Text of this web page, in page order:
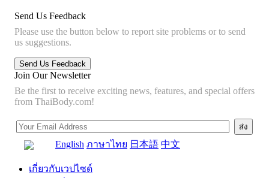
Send Us Feedback
Please use the button below to report site problems or to send
us suggestions.
Join Our Newsletter
Be the first to receive exciting news, features, and special offers
from ThaiBody.com!
English ภาษาไทย 日本語 中文
เกี่ยวกับเวปไซด์